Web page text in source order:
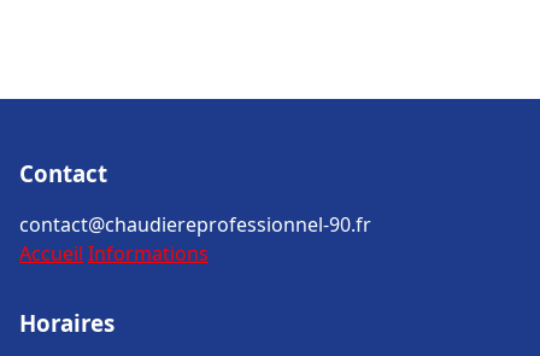
Contact
contact@chaudiereprofessionnel-90.fr
Accueil Informations
Horaires